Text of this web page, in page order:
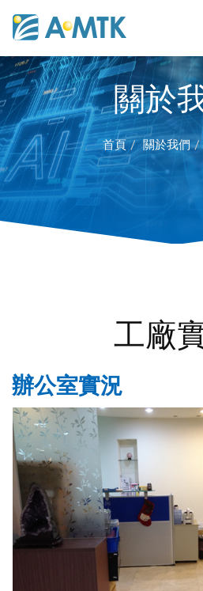
關於
首頁 關於我們
工廠
辦公室實況